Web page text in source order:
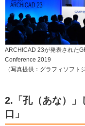
ARCHICAD 23が発表された
Conference 2019
（写真提供：グラフィソフト
2.「孔（あな）」
口」